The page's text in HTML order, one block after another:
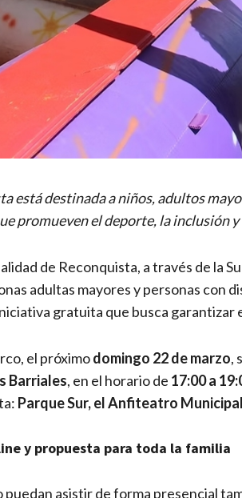
está destinada a niños, adultos
promueven el deporte, la inclusión y
de Reconquista, a través de la
adultas mayores y personas con
gratuita que busca
el próximodomingo 22 de marzo,
Barriales, en el horario de 17:00 a
Parque Sur, el Anfiteatro
y propuesta para toda la familia
puedan asistir de forma presencial